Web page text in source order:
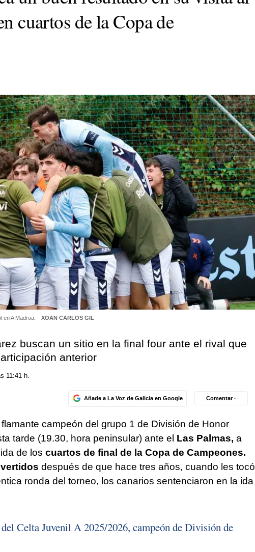
cuartos de la Copa de
en A Madroa. XOAN CARLOS GIL
buscan un sitio en la final four ante el rival que
anterior
11:41 h.
Añade a La Voz de Galicia en Google Comentar ·
flamante campeón del grupo 1 de División de Honor
tarde (19.30, hora peninsular) ante el Las Palmas, a
de los cuartos de final de la Copa de Campeones.
después de que hace tres años, cuando les tocó
ronda del torneo, los canarios sentenciaron en la ida
Celta Juvenil A 2025/2026, campeón de División de